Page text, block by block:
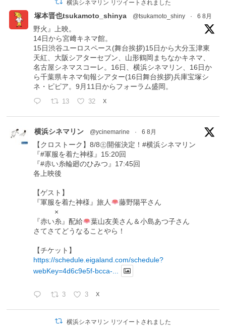
横浜シネマリン リツイートされました
塚本晋也tsukamoto_shinya @tsukamoto_shiny · 6 8月
野火』上映。
14日から宮﨑キネマ館。
15日渋谷ユーロスペース(舞台挨拶)15日から大分玉津東
天紅、大阪シアターセブン、山形鶴岡まちなかキネマ、
名古屋シネマスコーレ。16日、横浜シネマリン、16日か
ら千葉県キネマ旬報シアター(16日舞台挨拶)兵庫宝塚シ
ネ・ピピア。9月11日からフォーラム盛岡。
13 32 X
横浜シネマリン @ycinemarine · 6 8月
【クロストーク】8/8㊏開催決定！#横浜シネマリン
『#軍服を着た神様』15:20回
『#赤い糸輪廻のひみつ』17:45回
各上映後
【ゲスト】
『軍服を着た神様』旅人
藤野陽平さん
×
『赤い糸』配給
葉山友美さん＆小島あつ子さん
さてさてどうなることやら！
【チケット】
https://schedule.eigaland.com/schedule?
webKey=4d6c9e5f-bcca-...
3 3 X
横浜シネマリン リツイートされました